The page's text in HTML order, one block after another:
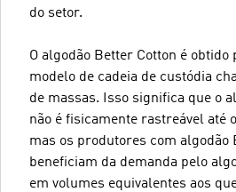
do setor.
O algodão Better Cotton é obtido
modelo de cadeia de custódia
de massas. Isso significa que o
não é fisicamente rastreável até
mas os produtores com algodão
beneficiam da demanda pelo
em volumes equivalentes aos